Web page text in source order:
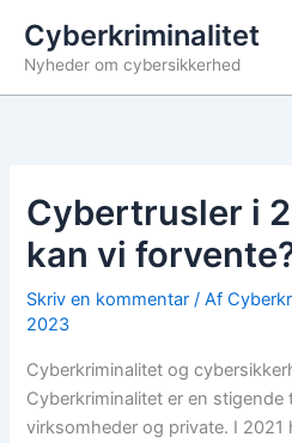
indholdet
Cyberkriminalitet
Nyheder om cybersikkerhed
Cybertrusler i
kan vi
Skriv en kommentar / Af
2023
Cyberkriminalitet og
Cyberkriminalitet er en stigende
virksomheder og private. I 2021